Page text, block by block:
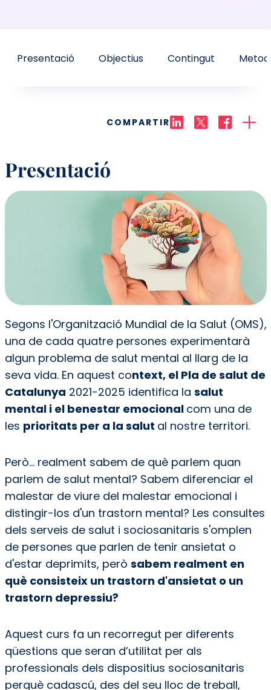
Presentació Objectius Contingut
COMPARTIR
Presentació
Segons l'Organització Mundial de la Salut (OMS),
una de cada quatre persones experimentarà
algun problema de salut mental al llarg de la
seva vida. En aquest context, el Pla de salut de
Catalunya 2021-2025 identifica la salut
mental i el benestar emocional com una de
les prioritats per a la salut al nostre territori.
Però... realment sabem de què parlem quan
parlem de salut mental? Sabem diferenciar el
malestar de viure del malestar emocional i
distingir-los d'un trastorn mental? Les consultes
dels serveis de salut i sociosanitaris s'omplen
de persones que parlen de tenir ansietat o
d'estar deprimits, però sabem realment en
què consisteix un trastorn d'ansietat o un
trastorn depressiu?
Aquest curs fa un recorregut per diferents
qüestions que seran d’utilitat per als
professionals dels dispositius sociosanitaris
perquè cadascú, des del seu lloc de treball,